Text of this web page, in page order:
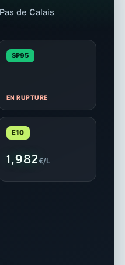
de Calais
SP95
—
EN RUPTURE
E10
1,982€/L